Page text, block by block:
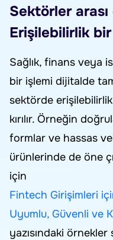
Sektörler
Erişilebilirlik
Sağlık, finans veya
bir işlemi dijitalde
sektörde
kırılır. Örneğin
formlar ve hassas
ürünlerinde de öne
için
Fintech Girişimleri
Uyumlu, Güvenli ve
yazısındaki örnekler